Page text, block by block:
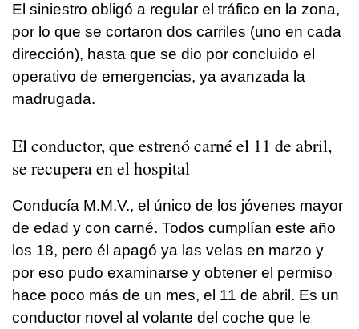
El siniestro obligó a regular el tráfico en la zona,
por lo que se cortaron dos carriles (uno en cada
dirección), hasta que se dio por concluido el
operativo de emergencias, ya avanzada la
madrugada.
El conductor, que estrenó carné el 11 de abril,
se recupera en el hospital
Conducía M.M.V., el único de los jóvenes mayor
de edad y con carné. Todos cumplían este año
los 18, pero él apagó ya las velas en marzo y
por eso pudo examinarse y obtener el permiso
hace poco más de un mes, el 11 de abril. Es un
conductor novel al volante del coche que le